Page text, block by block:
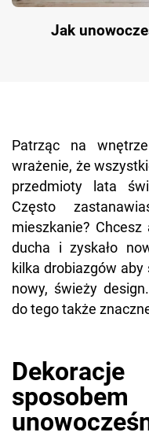
Jak
Patrząc na
wrażenie, że
przedmioty lata
Często
mieszkanie?
ducha i zyskało
kilka drobiazgów aby
nowy, świeży
do tego także